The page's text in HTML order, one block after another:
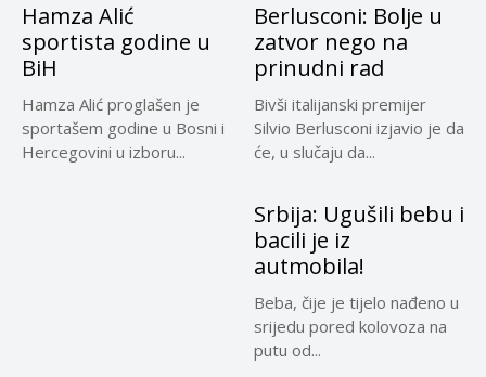
Hamza Alić
sportista godine u
BiH
Hamza Alić proglašen je
sportašem godine u Bosni i
Hercegovini u izboru...
Berlusconi: Bolje u
zatvor nego na
prinudni rad
Bivši italijanski premijer
Silvio Berlusconi izjavio je da
će, u slučaju da...
Srbija: Ugušili bebu i
bacili je iz
autmobila!
Beba, čije je tijelo nađeno u
srijedu pored kolovoza na
putu od...